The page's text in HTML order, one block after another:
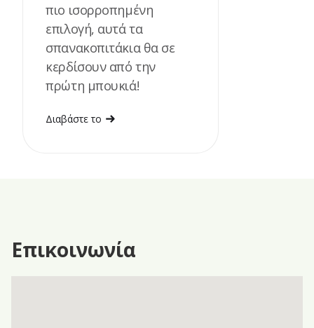
πιο ισορροπημένη
επιλογή, αυτά τα
σπανακοπιτάκια θα σε
κερδίσουν από την
πρώτη μπουκιά!
Διαβάστε το
Επικοινωνία